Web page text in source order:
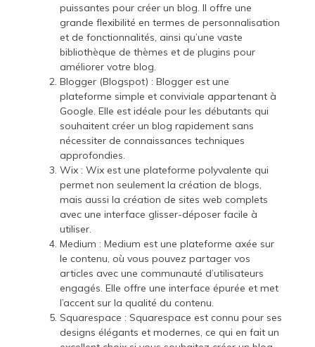
puissantes pour créer un blog. Il offre une
grande flexibilité en termes de personnalisation
et de fonctionnalités, ainsi qu’une vaste
bibliothèque de thèmes et de plugins pour
améliorer votre blog.
Blogger (Blogspot) : Blogger est une
plateforme simple et conviviale appartenant à
Google. Elle est idéale pour les débutants qui
souhaitent créer un blog rapidement sans
nécessiter de connaissances techniques
approfondies.
Wix : Wix est une plateforme polyvalente qui
permet non seulement la création de blogs,
mais aussi la création de sites web complets
avec une interface glisser-déposer facile à
utiliser.
Medium : Medium est une plateforme axée sur
le contenu, où vous pouvez partager vos
articles avec une communauté d’utilisateurs
engagés. Elle offre une interface épurée et met
l’accent sur la qualité du contenu.
Squarespace : Squarespace est connu pour ses
designs élégants et modernes, ce qui en fait un